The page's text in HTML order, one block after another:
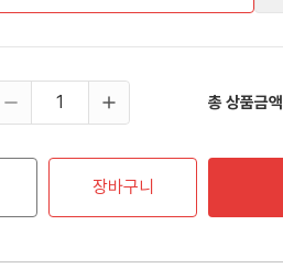
총 상품금액
장바구니